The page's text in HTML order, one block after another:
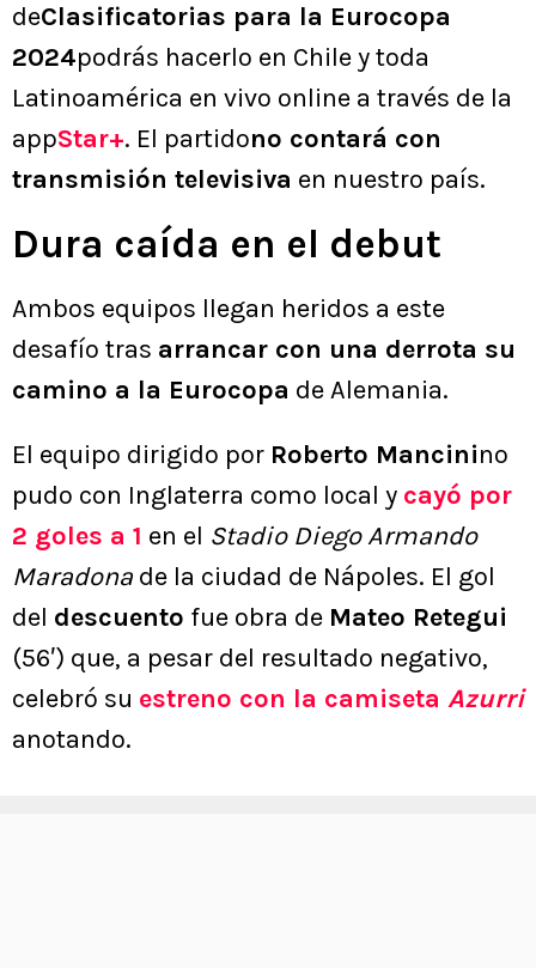
deClasificatorias para la Eurocopa
2024podrás hacerlo en Chile y toda
Latinoamérica en vivo online a través de la
appStar+. El partidono contará con
transmisión televisiva en nuestro país.
Dura caída en el debut
Ambos equipos llegan heridos a este
desafío tras arrancar con una derrota su
camino a la Eurocopa de Alemania.
El equipo dirigido por Roberto Mancinino
pudo con Inglaterra como local y cayó por
2 goles a 1 en el Stadio Diego Armando
Maradona de la ciudad de Nápoles. El gol
del descuento fue obra de Mateo Retegui
(56′) que, a pesar del resultado negativo,
celebró su estreno con la camiseta Azurri
anotando.